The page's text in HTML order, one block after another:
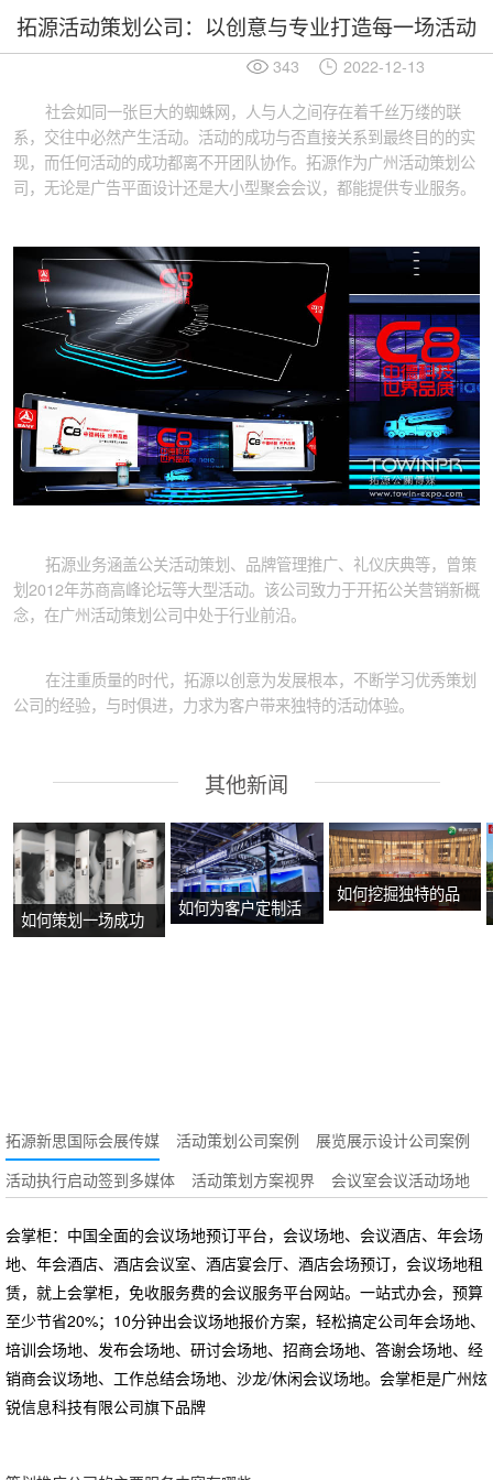
拓源活动策划公司：以创意与专业打造每一场活动
343 2022-12-13
社会如同一张巨大的蜘蛛网，人与人之间存在着千丝万缕的联
系，交往中必然产生活动。活动的成功与否直接关系到最终目的的实
现，而任何活动的成功都离不开团队协作。拓源作为广州活动策划公
司，无论是广告平面设计还是大小型聚会会议，都能提供专业服务。
拓源业务涵盖公关活动策划、品牌管理推广、礼仪庆典等，曾策
划2012年苏商高峰论坛等大型活动。该公司致力于开拓公关营销新概
念，在广州活动策划公司中处于行业前沿。
在注重质量的时代，拓源以创意为发展根本，不断学习优秀策划
公司的经验，与时俱进，力求为客户带来独特的活动体验。
其他新闻
如何策划一场成功
如何为客户定制活
如何挖掘独特的品
拓源新思国际会展传媒 活动策划公司案例
展览展示设计公司案例
活动执行启动签到多媒体
活动策划方案视界 会议室会议活动场地
会掌柜：中国全面的会议场地预订平台，会议场地、会议酒店、年会场
地、年会酒店、酒店会议室、酒店宴会厅、酒店会场预订，会议场地租
赁，就上会掌柜，免收服务费的会议服务平台网站。一站式办会，预算
至少节省20%；10分钟出会议场地报价方案，轻松搞定公司年会场地、
培训会场地、发布会场地、研讨会场地、招商会场地、答谢会场地、经
销商会议场地、工作总结会场地、沙龙/休闲会议场地。会掌柜是广州炫
锐信息科技有限公司旗下品牌